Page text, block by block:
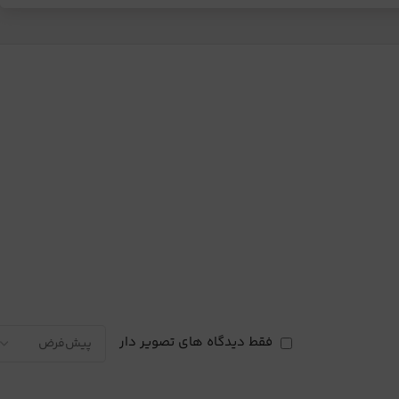
فقط دیدگاه های تصویر دار